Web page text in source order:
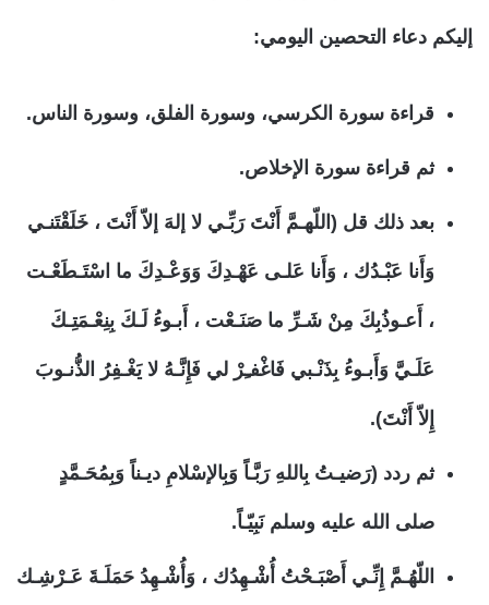
إليكم دعاء التحصين اليومي:
قراءة سورة الكرسي، وسورة الفلق، وسورة الناس.
ثم قراءة سورة الإخلاص.
بعد ذلك قل (اللّهـمَّ أَنْتَ رَبِّـي لا إلهَ إلاّ أَنْتَ ، خَلَقْتَنـي
وَأَنا عَبْـدُك ، وَأَنا عَلـى عَهْـدِكَ وَوَعْـدِكَ ما اسْتَـطَعْـت
، أَعـوذُبِكَ مِنْ شَـرِّ ما صَنَـعْت ، أَبـوءُ لَـكَ بِنِعْـمَتِـكَ
عَلَـيَّ وَأَبـوءُ بِذَنْـبي فَاغْفـِرْ لي فَإِنَّـهُ لا يَغْـفِرُ الذُّنـوبَ
إِلاّ أَنْتَ).
ثم ردد (رَضيـتُ بِاللهِ رَبَّـاً وَبِالإسْلامِ ديـناً وَبِمُحَـمَّدٍ
صلى الله عليه وسلم نَبِيّـاً.
اللّهُـمَّ إِنِّـي أَصْبَـحْتُ أُشْـهِدُك ، وَأُشْـهِدُ حَمَلَـةَ عَـرْشِـك